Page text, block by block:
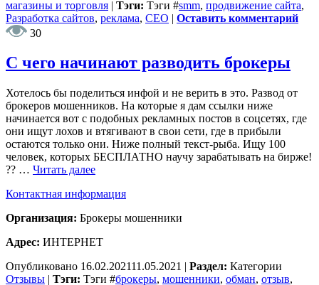
магазины и торговля | Тэги: Тэги #smm, продвижение сайта,
Разработка сайтов, реклама, СЕО | Оставить комментарий
30
С чего начинают разводить брокеры
Хотелось бы поделиться инфой и не верить в это. Развод от
брокеров мошенников. На которые я дам ссылки ниже
начинается вот с подобных рекламных постов в соцсетях, где
они ищут лохов и втягивают в свои сети, где в прибыли
остаются только они. Ниже полный текст-рыба. Ищу 100
человек, которых БЕСПЛАТНО научу зарабатывать на бирже!
?? … Читать далее
Контактная информация
Организация: Брокеры мошенники
Адрес: ИНТЕРНЕТ
Опубликовано 16.02.202111.05.2021 | Раздел: Категории
Отзывы | Тэги: Тэги #брокеры, мошенники, обман, отзыв,